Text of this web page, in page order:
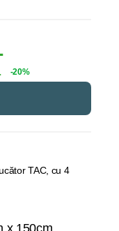
-20%
TAC, cu 4
x 150cm